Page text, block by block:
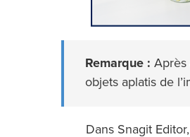
Remarque : Après
objets aplatis de
Dans Snagit